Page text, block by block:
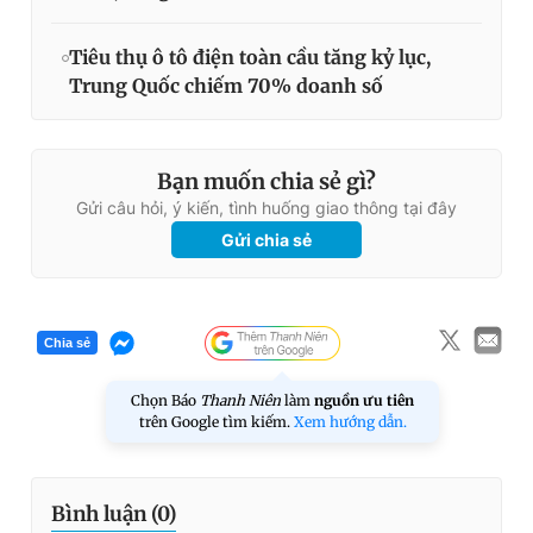
Tiêu thụ ô tô điện toàn cầu tăng kỷ lục,
Trung Quốc chiếm 70% doanh số
Bạn muốn chia sẻ gì?
Gửi câu hỏi, ý kiến, tình huống giao thông tại đây
Gửi chia sẻ
Chia sẻ
Chọn Báo Thanh Niên làm nguồn ưu tiên
trên Google tìm kiếm. Xem hướng dẫn.
Bình luận (0)